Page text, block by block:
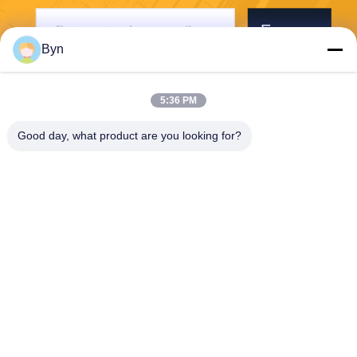
Envoyer
Byn
5:36 PM
Good day, what product are you looking for?